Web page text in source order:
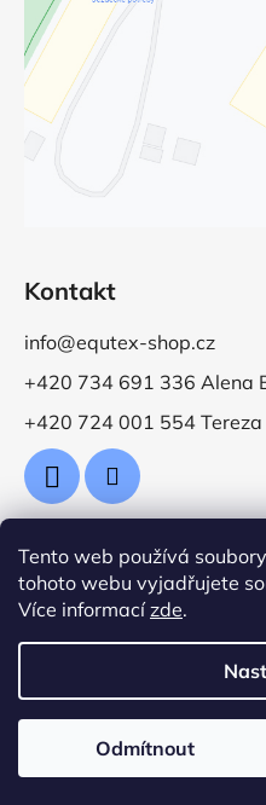
Tento web používá
tohoto webu vyjadřujete
Více informacízde.
Odmítnout
Kontakt
info@equtex-shop.cz
+420 734 691 336 Alena
+420 724 001 554 Tereza
Přijímáme online platby
Copyright 2026
práva vyhrazena.